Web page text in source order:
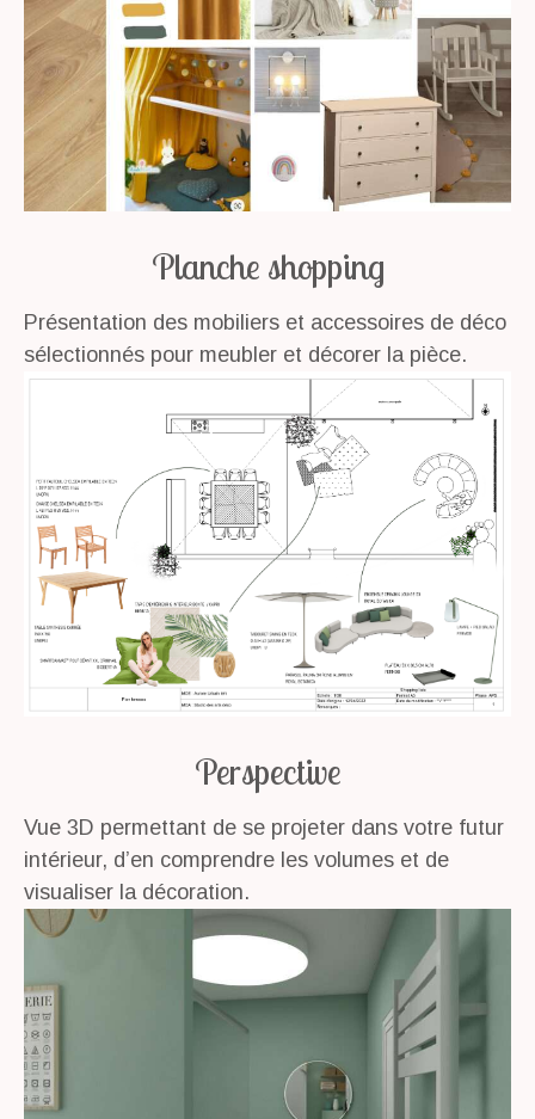
Planche shopping
Présentation des mobiliers et accessoires de déco
sélectionnés pour meubler et décorer la pièce.
Perspective
Vue 3D permettant de se projeter dans votre futur
intérieur, d’en comprendre les volumes et de
visualiser la décoration.